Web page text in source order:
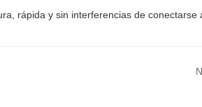
rápida y sin interferencias de conectarse